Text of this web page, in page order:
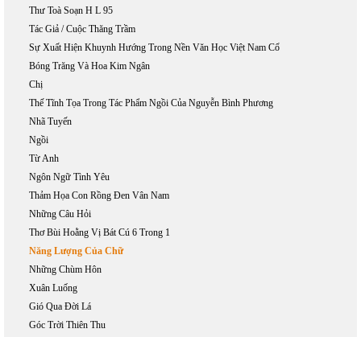
Thư Toà Soạn H L 95
Tác Giả / Cuộc Thăng Trầm
Sự Xuất Hiện Khuynh Hướng Trong Nền Văn Học Việt Nam Cổ
Bóng Trăng Và Hoa Kim Ngân
Chị
Thế Tĩnh Tọa Trong Tác Phẩm Ngồi Của Nguyễn Bình Phương
Nhã Tuyến
Ngồi
Từ Anh
Ngôn Ngữ Tình Yêu
Thảm Họa Con Rồng Đen Vân Nam
Những Câu Hỏi
Thơ Bùi Hoằng Vị Bát Cú 6 Trong 1
Năng Lượng Của Chữ
Những Chùm Hôn
Xuân Luống
Gió Qua Đời Lá
Góc Trời Thiên Thu